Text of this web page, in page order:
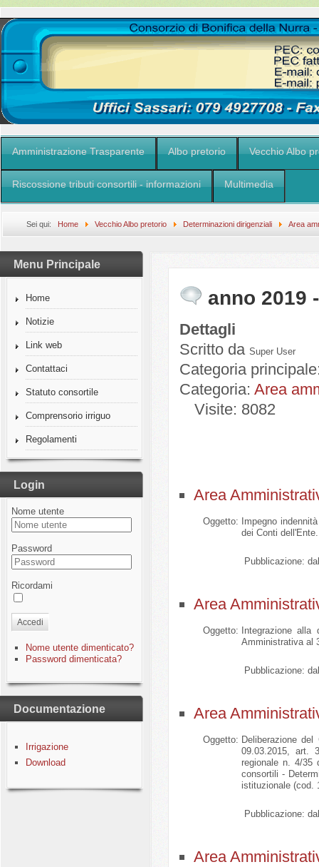
Amministrazione Trasparente Albo pretorio Vecchio Albo
Riscossione tributi consortili - informazioni Multimedia
Sei qui: Home Vecchio Albo pretorio Determinazioni dirigenziali Area
Menu Principale
Home
Notizie
Link web
Contattaci
Statuto consortile
Comprensorio irriguo
Regolamenti
Login
Nome utente
Password
Ricordami
Accedi
Nome utente dimenticato?
Password dimenticata?
Documentazione
Irrigazione
Download
anno 2019
Dettagli
Scritto da Super User
Categoria
Categoria: Area
Visite: 8082
Area
Oggetto:
Impegno
dei Conti dell'Ente.
Pubblicazione:
Area
Oggetto:
Integrazione
Amministrativa al
Pubblicazione:
Area
Oggetto: Deliberazione
09.03.2015, art.
regionale n. 4/35
consortili -
istituzionale (cod.
Pubblicazione:
Area